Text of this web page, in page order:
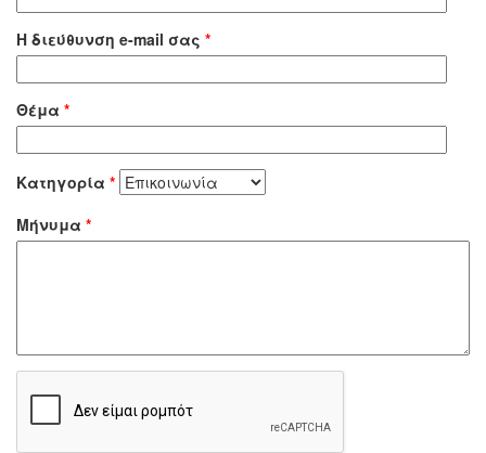
Η διεύθυνση e-mail σας *
Θέμα *
Κατηγορία *
Μήνυμα *